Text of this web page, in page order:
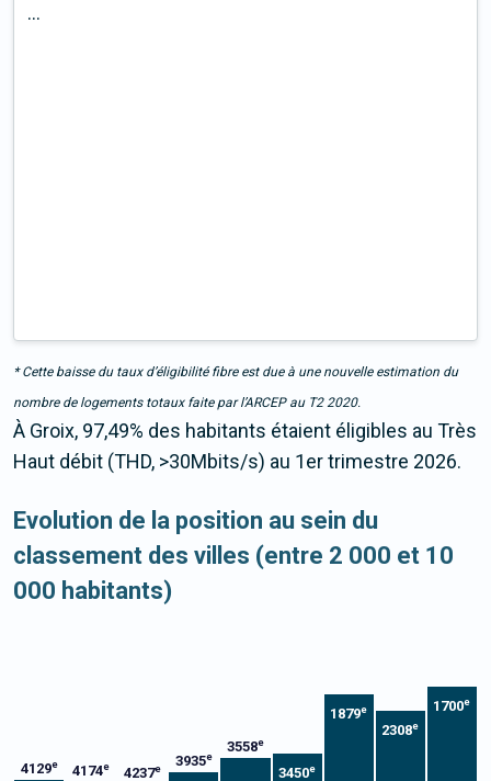
...
* Cette baisse du taux d’éligibilité fibre est due à une nouvelle estimation du
nombre de logements totaux faite par l’ARCEP au T2 2020.
À Groix, 97,49% des habitants étaient éligibles au Très
Haut débit (THD, >30Mbits/s) au 1er trimestre 2026.
Evolution de la position au sein du
classement des villes (entre 2 000 et 10
000 habitants)
4129e 4174e 4237e 3935e
3558e
3450e
1879e
2308e
1700e